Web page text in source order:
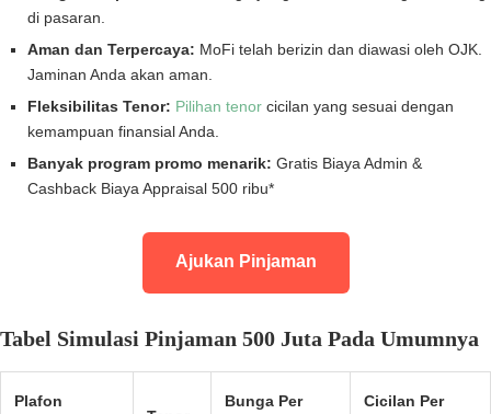
di pasaran.
Aman dan Terpercaya: MoFi telah berizin dan diawasi oleh OJK.
Jaminan Anda akan aman.
Fleksibilitas Tenor: Pilihan tenor cicilan yang sesuai dengan
kemampuan finansial Anda.
Banyak program promo menarik: Gratis Biaya Admin &
Cashback Biaya Appraisal 500 ribu*
Ajukan Pinjaman
Tabel Simulasi Pinjaman 500 Juta Pada Umumnya
Plafon
Bunga Per
Cicilan Per